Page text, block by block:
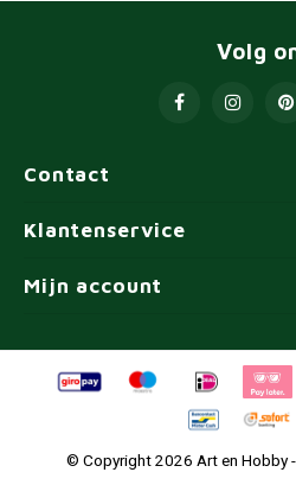
Contact
Volg
Klantenservice
Mijn account
© Copyright 2026 Art en Hobby